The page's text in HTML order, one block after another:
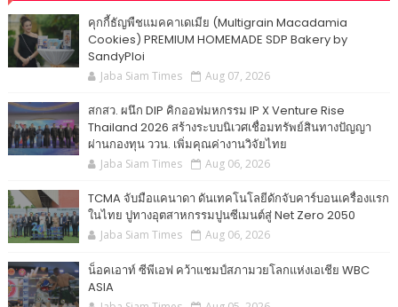
คุกกี้ธัญพืชแมคคาเดเมีย (Multigrain Macadamia
Cookies) PREMIUM HOMEMADE SDP Bakery by
SandyPloi
Jaba Siam Times Aug 07, 2026
สกสว. ผนึก DIP คิกออฟมหกรรม IP X Venture Rise
Thailand 2026 สร้างระบบนิเวศเชื่อมทรัพย์สินทางปัญญา
ผ่านกองทุน ววน. เพิ่มคุณค่างานวิจัยไทย
Jaba Siam Times Aug 06, 2026
TCMA จับมือแคนาดา ดันเทคโนโลยีดักจับคาร์บอนเครื่องแรก
ในไทย ปูทางอุตสาหกรรมปูนซีเมนต์สู่ Net Zero 2050
Jaba Siam Times Aug 06, 2026
น็อคเอาท์ ซีพีเอฟ คว้าแชมป์สภามวยโลกแห่งเอเชีย WBC
ASIA